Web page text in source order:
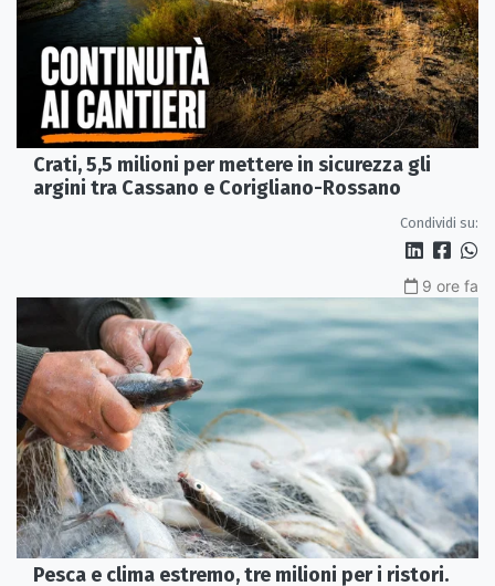
Crati, 5,5 milioni per mettere in sicurezza gli
argini tra Cassano e Corigliano-Rossano
Condividi su:
9 ore fa
Pesca e clima estremo, tre milioni per i ristori.